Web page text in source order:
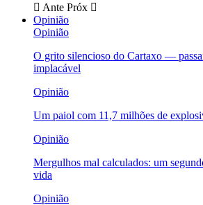
Ante Próx
Opinião
Opinião
O grito silencioso do Cartaxo —
implacável
Opinião
Um paiol com 11,7 milhões de
Opinião
Mergulhos mal calculados: um
vida
Opinião